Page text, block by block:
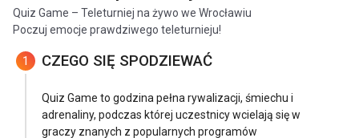
Quiz Game – Teleturniej na żywo we Wrocławiu
Poczuj emocje prawdziwego teleturnieju!
1 CZEGO SIĘ SPODZIEWAĆ
Quiz Game to godzina pełna rywalizacji, śmiechu i
adrenaliny, podczas której uczestnicy wcielają się w
graczy znanych z popularnych programów